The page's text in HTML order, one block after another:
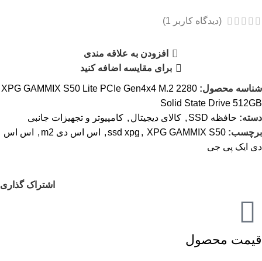
(دیدگاه کاربر 1
)
افزودن به علاقه مندی
برای مقایسه اضافه کنید
شناسه محصول: XPG GAMMIX S50 Lite PCIe Gen4x4 M.2 2280
Solid State Drive 512GB
دسته: حافظه SSD , کالای دیجیتال , کامپیوتر و تجهیزات جانبی
برچسب:
ssd xpg , XPG GAMMIX S50
, اس اس دی m2 ,
اس اس
دی ایک پی جی
اشتراک گذاری
قیمت محصول